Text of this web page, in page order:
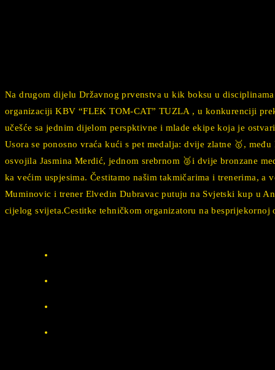
Na drugom dijelu Državnog prvenstva u kik boksu u
organizaciji KBV “FLEK TOM-CAT” TUZLA , u konkurenciji
učešće sa jednim dijelom perspktivne i mlade ekipe koja je
Usora se ponosno vraća kući s pet medalja: dvije zlatne 🥇,
osvojila Jasmina Merdić, jednom srebrnom 🥈i dvije bronzane
ka većim uspjesima. Čestitamo našim takmičarima i trenerima, a
Muminovic i trener Elvedin Dubravac putuju na Svjetski kup u
cijelog svijeta.Cestitke tehničkom organizatoru na besprijekornoj